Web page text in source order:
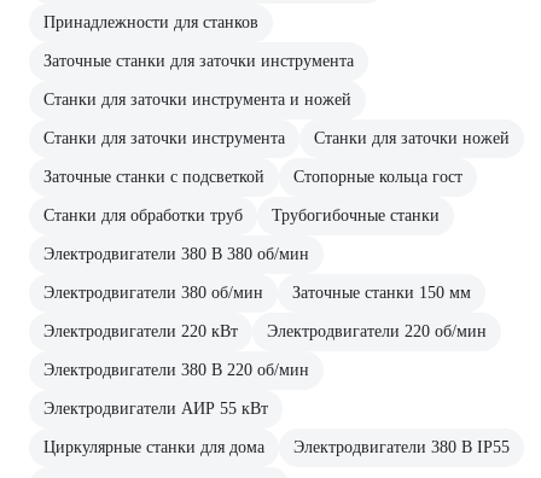
Принадлежности для станков
Заточные станки для заточки инструмента
Станки для заточки инструмента и ножей
Станки для заточки инструмента Станки для заточки ножей
Заточные станки с подсветкой Стопорные кольца гост
Станки для обработки труб Трубогибочные станки
Электродвигатели 380 В 380 об/мин
Электродвигатели 380 об/мин Заточные станки 150 мм
Электродвигатели 220 кВт Электродвигатели 220 об/мин
Электродвигатели 380 В 220 об/мин
Электродвигатели АИР 55 кВт
Циркулярные станки для дома Электродвигатели 380 В IP55